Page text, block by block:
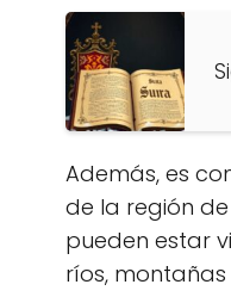
Además, es
de la región
pueden estar
ríos,